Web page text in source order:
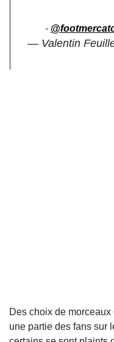
-
— Valentin
Des choix de
une partie des fans sur